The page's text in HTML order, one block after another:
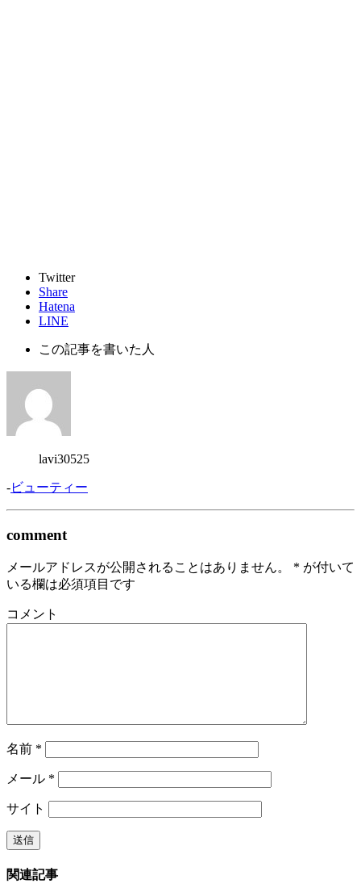
Twitter
Share
Hatena
LINE
この記事を書いた人
lavi30525
-ビューティー
comment
メールアドレスが公開されることはありません。 * が付いて
いる欄は必須項目です
コメント
名前 *
メール *
サイト
関連記事